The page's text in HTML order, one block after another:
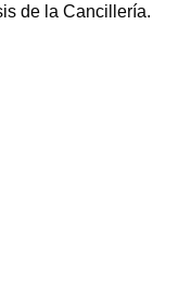
de la Cancillería.